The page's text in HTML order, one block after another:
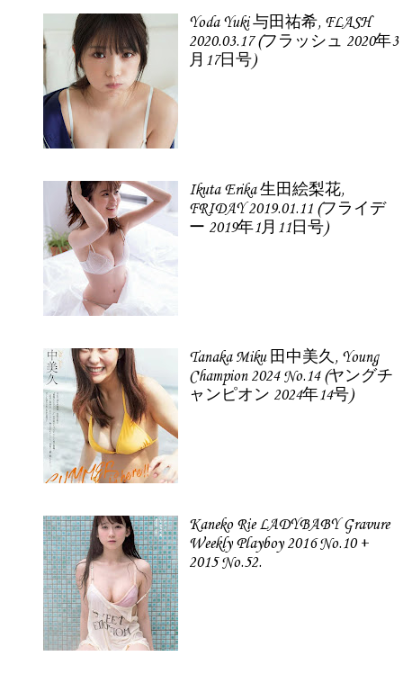
Yoda Yuki 与田祐希, FLASH
2020.03.17 (フラッシュ 2020年3
月17日号)
Ikuta Erika 生田絵梨花,
FRIDAY 2019.01.11 (フライデ
ー 2019年1月11日号)
Tanaka Miku 田中美久, Young
Champion 2024 No.14 (ヤングチ
ャンピオン 2024年14号)
Kaneko Rie LADYBABY Gravure
Weekly Playboy 2016 No.10 +
2015 No.52.